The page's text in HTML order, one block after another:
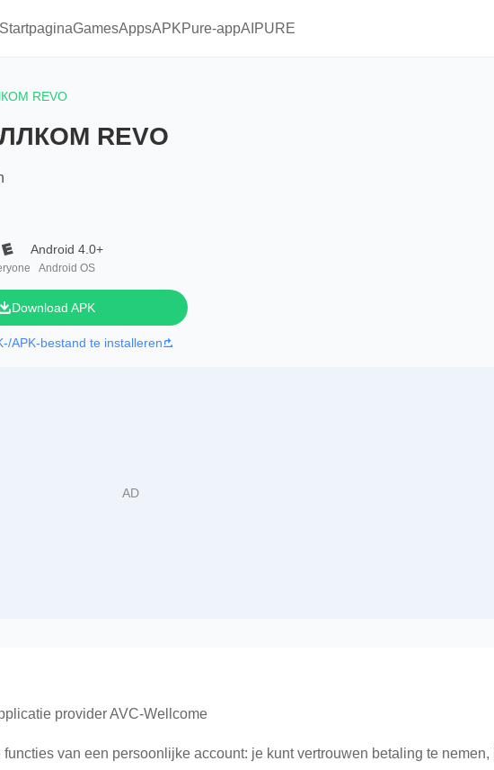
StartpaginaGamesAppsAPKPure-appAIPURE
REVO
REVO
Android 4.0+
Android OS
Download APK
APK-bestand te installeren
provider AVC-Wellcome
van een persoonlijke account: je kunt vertrouwen betaling te nemen,